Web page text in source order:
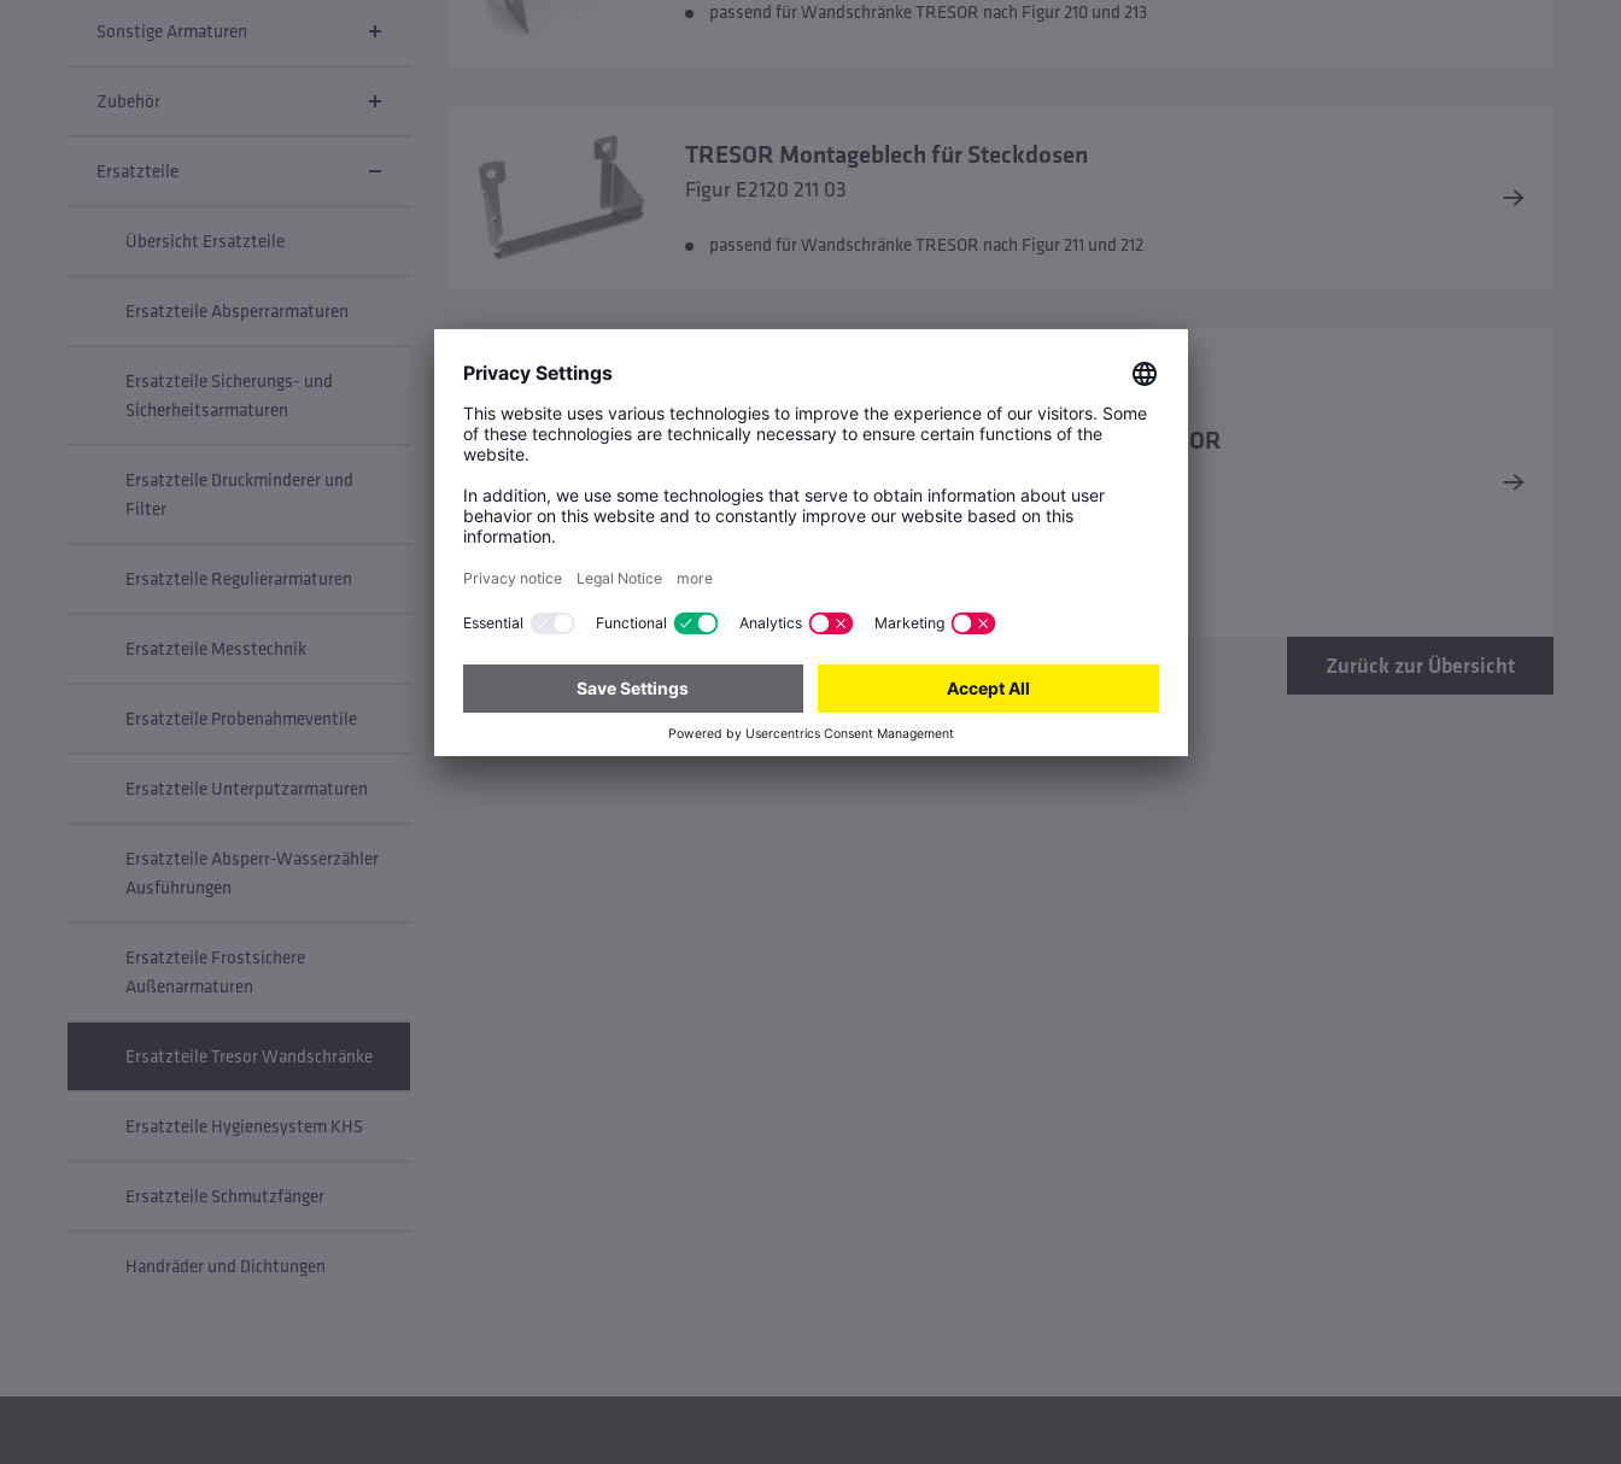
Sonstige Armaturen
Zubehör
Ersatzteile
Übersicht Ersatzteile
Ersatzteile Absperrarmaturen
Ersatzteile Sicherungs- und
Sicherheitsarmaturen
Ersatzteile Druckminderer und
Filter
Ersatzteile Regulierarmaturen
Ersatzteile Messtechnik
Ersatzteile Probenahmeventile
Ersatzteile Unterputzarmaturen
Ersatzteile Absperr-Wasserzähler
Ausführungen
Ersatzteile Frostsichere
Außenarmaturen
Ersatzteile Tresor Wandschränke
Ersatzteile Hygienesystem KHS
Ersatzteile Schmutzfänger
Handräder und Dichtungen
passend für Wandschränke TRESOR nach Figur 210 und 213
TRESOR Montageblech für Steckdosen
Figur E2120 211 03
passend für Wandschränke TRESOR nach Figur 211 und 212
Schlauchverschraubung für Wandschränke TRESOR
passend für Wandschränke TRESOR
Zurück zur Übersicht